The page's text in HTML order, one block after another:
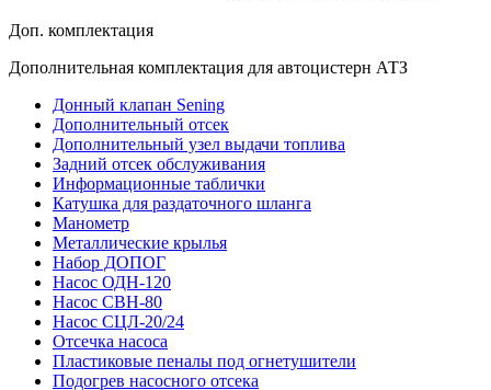
Доп. комплектация
Дополнительная комплектация для автоцистерн АТЗ
Донный клапан Sening
Дополнительный отсек
Дополнительный узел выдачи топлива
Задний отсек обслуживания
Информационные таблички
Катушка для раздаточного шланга
Манометр
Металлические крылья
Набор ДОПОГ
Насос ОДН-120
Насос СВН-80
Насос СЦЛ-20/24
Отсечка насоса
Пластиковые пеналы под огнетушители
Подогрев насосного отсека